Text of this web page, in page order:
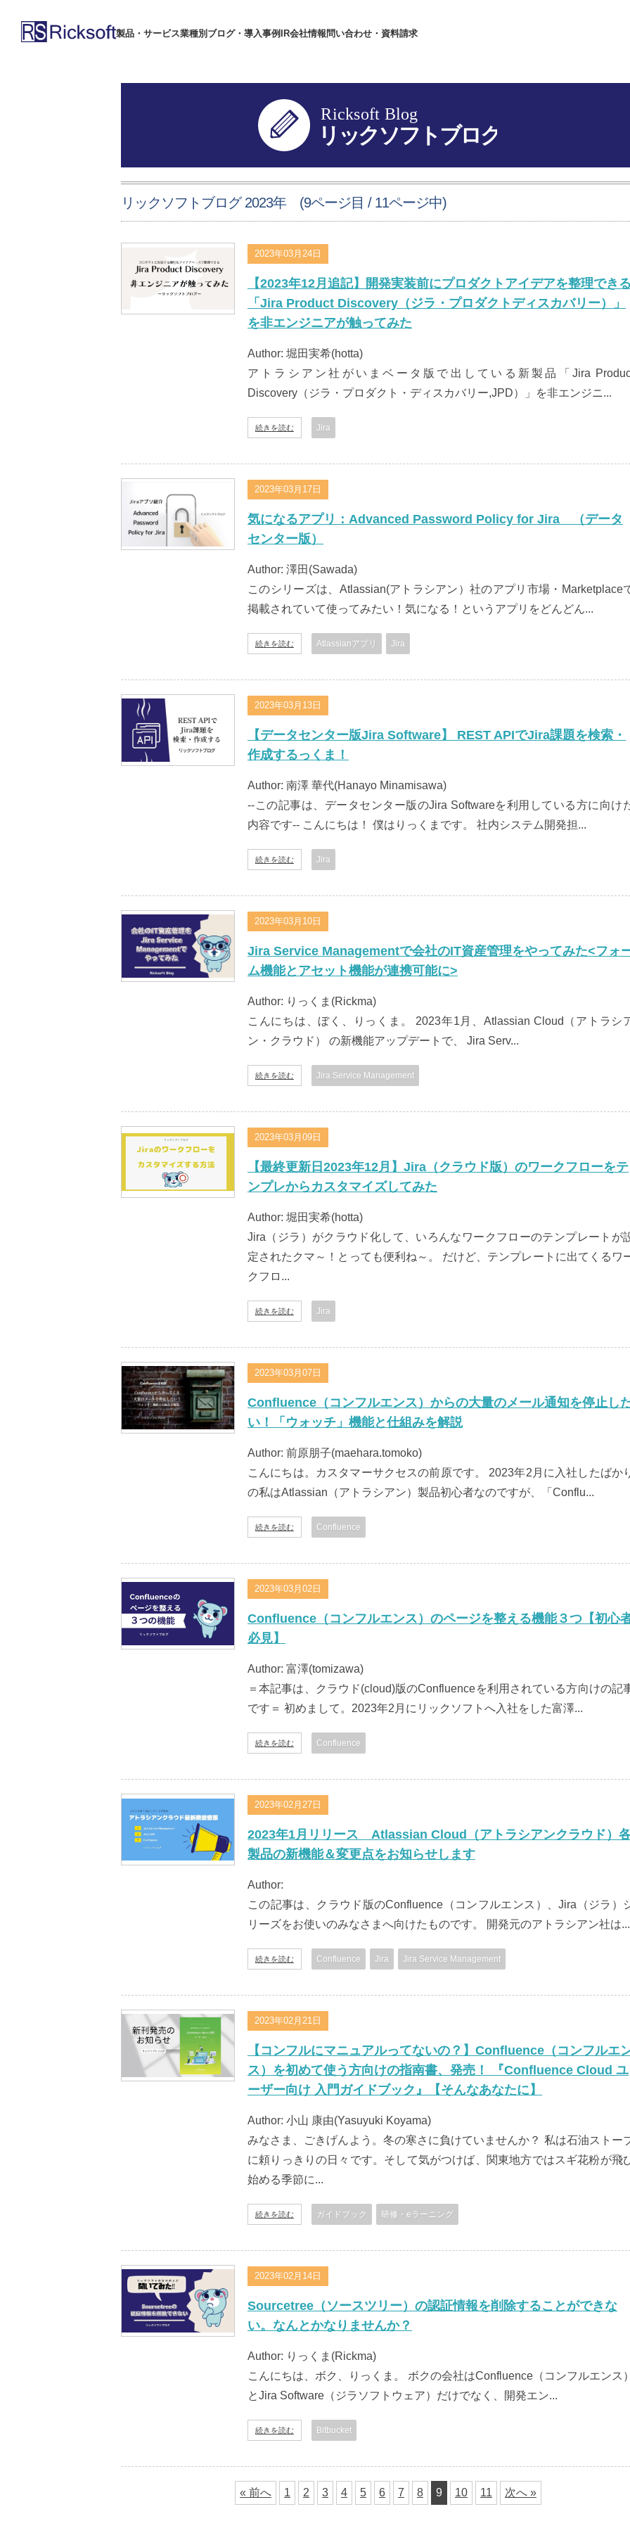
製品・サービス業種別 ブログ・導入事例 IR会社情報 問い合わせ・資料請求
リックソフトブログ 2023年 (9ページ目 / 11ページ中)
2023年03月24日
【2023年12月追記】開発実装前にプロダクトアイデアを整理でき
「Jira Product Discovery（ジラ・プロダクトディスカバリー）」
を非エンジニアが触ってみた
Author: 堀田実希(hotta)
アトラシアン社がいまベータ版で出している新製品「Jira
Discovery（ジラ・プロダクト・ディスカバリー,JPD）」を非エンジニ...
続きを読む Jira
2023年03月17日
気になるアプリ：Advanced Password Policy for Jira （データ
センター版）
Author: 澤田(Sawada)
このシリーズは、Atlassian(アトラシアン）社のアプリ市場・Marketplace
掲載されていて使ってみたい！気になる！というアプリをどんどん...
続きを読む Atlassianアプリ Jira
2023年03月13日
【データセンター版Jira Software】 REST APIでJira課題を検索・
作成するっくま！
Author: 南澤 華代(Hanayo Minamisawa)
--この記事は、データセンター版のJira Softwareを利用している方に向け
内容です-- こんにちは！ 僕はりっくまです。 社内システム開発担...
続きを読む Jira
2023年03月10日
Jira Service Managementで会社のIT資産管理をやってみた<フォ
ム機能とアセット機能が連携可能に>
Author: りっくま(Rickma)
こんにちは、ぼく、りっくま。 2023年1月、Atlassian Cloud（アトラシ
ン・クラウド） の新機能アップデートで、 Jira Serv...
続きを読む Jira Service Management
2023年03月09日
【最終更新日2023年12月】Jira（クラウド版）のワークフローをテ
ンプレからカスタマイズしてみた
Author: 堀田実希(hotta)
Jira（ジラ）がクラウド化して、いろんなワークフローのテンプレートが
定されたクマ～！とっても便利ね～。 だけど、テンプレートに出てくるワ
クフロ...
続きを読む Jira
2023年03月07日
Confluence（コンフルエンス）からの大量のメール通知を停止し
い！「ウォッチ」機能と仕組みを解説
Author: 前原朋子(maehara.tomoko)
こんにちは。カスタマーサクセスの前原です。 2023年2月に入社したばか
の私はAtlassian（アトラシアン）製品初心者なのですが、「Conflu...
続きを読む Confluence
2023年03月02日
Confluence（コンフルエンス）のページを整える機能３つ【初心
必見】
Author: 富澤(tomizawa)
＝本記事は、クラウド(cloud)版のConfluenceを利用されている方向けの記
です＝ 初めまして。2023年2月にリックソフトへ入社をした富澤...
続きを読む Confluence
2023年02月27日
2023年1月リリース Atlassian Cloud（アトラシアンクラウド）
製品の新機能＆変更点をお知らせします
Author:
この記事は、クラウド版のConfluence（コンフルエンス）、Jira（ジラ）
リーズをお使いのみなさまへ向けたものです。 開発元のアトラシアン社は...
続きを読む Confluence Jira Jira Service Management
2023年02月21日
【コンフルにマニュアルってないの？】Confluence（コンフルエ
ス）を初めて使う方向けの指南書、発売！ 『Confluence Cloud ユ
ーザー向け 入門ガイドブック』【そんなあなたに】
Author: 小山 康由(Yasuyuki Koyama)
みなさま、ごきげんよう。冬の寒さに負けていませんか？ 私は石油ストー
に頼りっきりの日々です。そして気がつけば、関東地方ではスギ花粉が飛
始める季節に...
続きを読む ガイドブック 研修・eラーニング
2023年02月14日
Sourcetree（ソースツリー）の認証情報を削除することができな
い。なんとかなりませんか？
Author: りっくま(Rickma)
こんにちは、ボク、りっくま。 ボクの会社はConfluence（コンフルエンス
とJira Software（ジラソフトウェア）だけでなく、開発エン...
続きを読む Bitbucket
« 前へ 1 2 3 4 5 6 7 8 9 10 11 次へ »